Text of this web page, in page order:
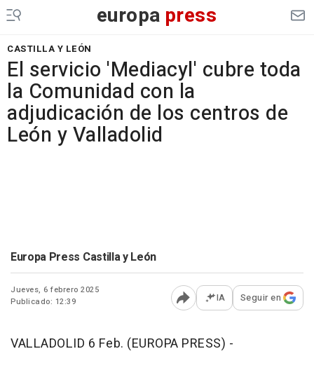
europa press
CASTILLA Y LEÓN
El servicio 'Mediacyl' cubre toda
la Comunidad con la
adjudicación de los centros de
León y Valladolid
Europa Press Castilla y León
Jueves, 6 febrero 2025
Publicado: 12:39
Abrir opciones para
IA Seguir en
VALLADOLID 6 Feb. (EUROPA PRESS) -